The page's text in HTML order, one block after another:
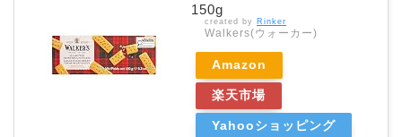
150g
created by Rinker
Walkers(ウォーカー)
Amazon
楽天市場
Yahooショッピング